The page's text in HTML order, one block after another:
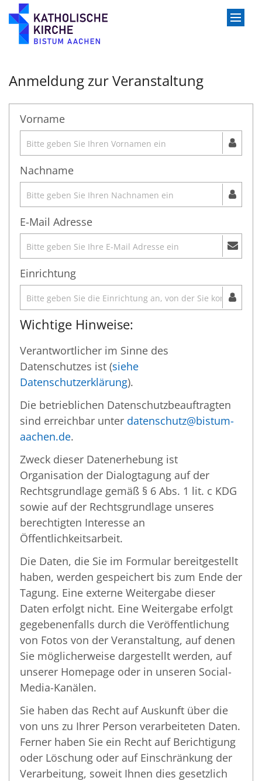
Zum Inhalt springen
Anmeldung zur Veranstaltung
Vorname
Nachname
E-Mail Adresse
Einrichtung
Wichtige Hinweise:
Verantwortlicher im Sinne des
Datenschutzes ist (siehe
Datenschutzerklärung).
Die betrieblichen Datenschutzbeauftragten
sind erreichbar unter datenschutz@bistum-
aachen.de.
Zweck dieser Datenerhebung ist
Organisation der Dialogtagung auf der
Rechtsgrundlage gemäß § 6 Abs. 1 lit. c KDG
sowie auf der Rechtsgrundlage unseres
berechtigten Interesse an
Öffentlichkeitsarbeit.
Die Daten, die Sie im Formular bereitgestellt
haben, werden gespeichert bis zum Ende der
Tagung. Eine externe Weitergabe dieser
Daten erfolgt nicht. Eine Weitergabe erfolgt
gegebenenfalls durch die Veröffentlichung
von Fotos von der Veranstaltung, auf denen
Sie möglicherweise dargestellt werden, auf
unserer Homepage oder in unseren Social-
Media-Kanälen.
Sie haben das Recht auf Auskunft über die
von uns zu Ihrer Person verarbeiteten Daten.
Ferner haben Sie ein Recht auf Berichtigung
oder Löschung oder auf Einschränkung der
Verarbeitung, soweit Ihnen dies gesetzlich